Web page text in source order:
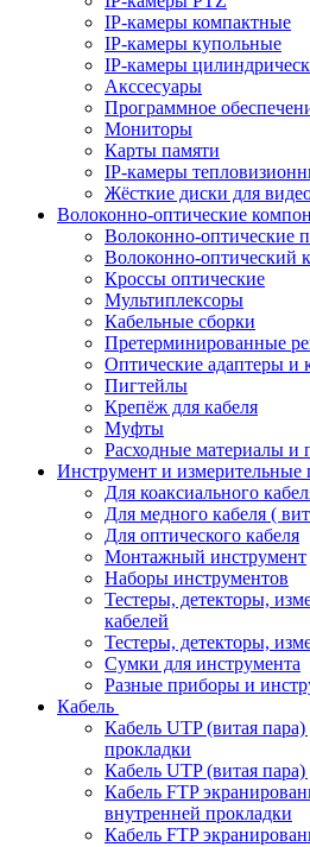
IP-камеры компактные
IP-камеры купольные
IP-камеры
Акссесуары
Программное
Мониторы
Карты памяти
IP-камеры
Жёсткие диски для
Волоконно-оптические
Волоконно-оптические
Волоконно-оптический
Кроссы оптические
Мультиплексоры
Кабельные сборки
Претерминированные
Оптические адаптеры и
Пигтейлы
Крепёж для кабеля
Муфты
Расходные материалы и
Инструмент и измерительные
Для коаксиального
Для медного кабеля (
Для оптического кабеля
Монтажный инструмент
Наборы инструментов
Тестеры, детекторы,
кабелей
Тестеры, детекторы,
Сумки для инструмента
Разные приборы и
Кабель
Кабель UTP (витая
прокладки
Кабель UTP (витая
Кабель FTP
внутренней прокладки
Кабель FTP